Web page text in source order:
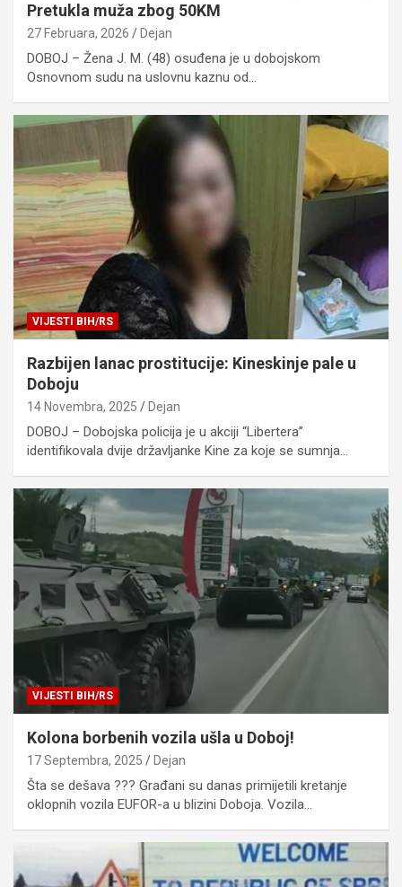
Pretukla muža zbog 50KM
27 Februara, 2026 Dejan
DOBOJ – Žena J. M. (48) osuđena je u dobojskom
Osnovnom sudu na uslovnu kaznu od…
VIJESTI BIH/RS
Razbijen lanac prostitucije: Kineskinje pale u
Doboju
14 Novembra, 2025 Dejan
DOBOJ – Dobojska policija je u akciji “Libertera”
identifikovala dvije državljanke Kine za koje se sumnja…
VIJESTI BIH/RS
Kolona borbenih vozila ušla u Doboj!
17 Septembra, 2025 Dejan
Šta se dešava ??? Građani su danas primijetili kretanje
oklopnih vozila EUFOR-a u blizini Doboja. Vozila…